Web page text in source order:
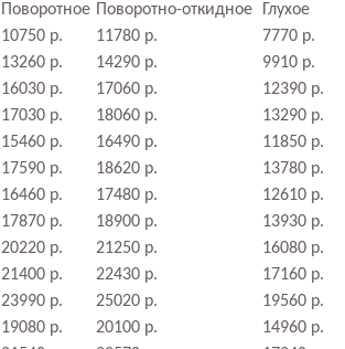
Поворотное Поворотно-откидное
Глухое
10750 р. 11780 р.
7770 р.
13260 р. 14290 р.
9910 р.
16030 р. 17060 р.
12390 р.
17030 р. 18060 р.
13290 р.
15460 р. 16490 р.
11850 р.
17590 р. 18620 р.
13780 р.
16460 р. 17480 р.
12610 р.
17870 р. 18900 р.
13930 р.
20220 р. 21250 р.
16080 р.
21400 р. 22430 р.
17160 р.
23990 р. 25020 р.
19560 р.
19080 р. 20100 р.
14960 р.